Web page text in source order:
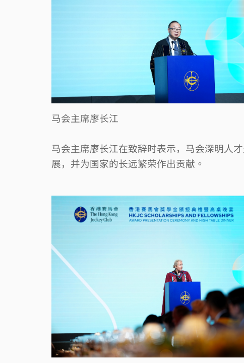
马会主席廖长江
马会主席廖长江在致辞时表示，马会深明人
展，并为国家的长远繁荣作出贡献。